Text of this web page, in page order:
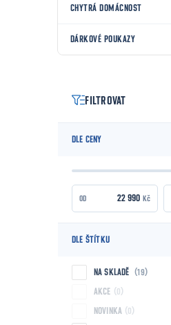
CHYTRÁ DOMÁCNOST
DÁRKOVÉ POUKAZY
FILTROVAT
DLE CENY
Kč
DLE ŠTÍTKU
NA SKLADĚ 19
AKCE 0
NOVINKA 0